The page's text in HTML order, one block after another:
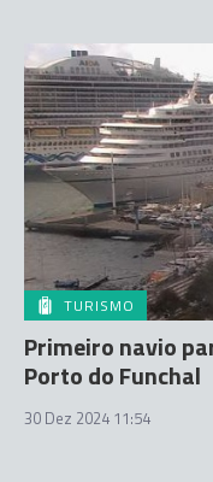
TURISMO
Primeiro navio
Porto do Funchal
30 Dez 2024 11:54